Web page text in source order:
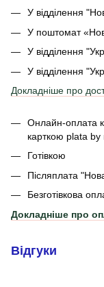
У відділення
У поштомат
У відділення
У відділення
Докладніше про
Онлайн-оплата
карткою plata by
Готівкою
Післяплата
Безготівкова
Докладніше про
Відгуки